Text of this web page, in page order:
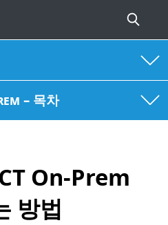
– 목차
On-Prem
방법